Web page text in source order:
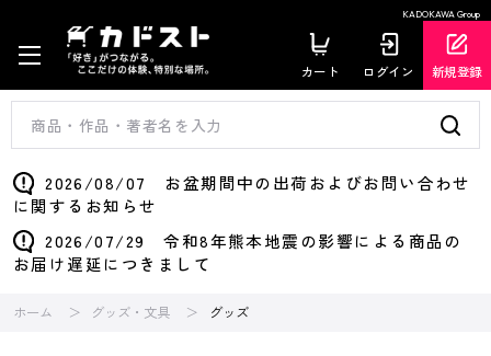
KADOKAWA Group
カート ログイン 新規登録
2026/08/07 お盆期間中の出荷およびお問い合わせ
に関するお知らせ
2026/07/29 令和8年熊本地震の影響による商品の
お届け遅延につきまして
ホーム グッズ・文具 グッズ